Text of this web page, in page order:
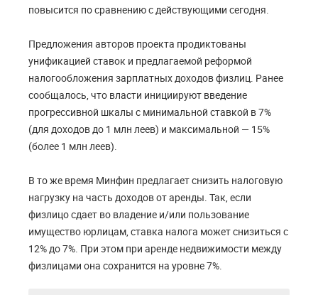
повысится по сравнению с действующими сегодня.
Предложения авторов проекта продиктованы
унификацией ставок и предлагаемой реформой
налогообложения зарплатных доходов физлиц. Ранее
сообщалось, что власти инициируют введение
прогрессивной шкалы с минимальной ставкой в 7%
(для доходов до 1 млн леев) и максимальной — 15%
(более 1 млн леев).
В то же время Минфин предлагает снизить налоговую
нагрузку на часть доходов от аренды. Так, если
физлицо сдает во владение и/или пользование
имущество юрлицам, ставка налога может снизиться с
12% до 7%. При этом при аренде недвижимости между
физлицами она сохранится на уровне 7%.